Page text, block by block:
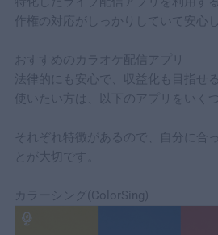
作権の対応がしっかりしていて安心
おすすめのカラオケ配信アプリ
法律的にも安心で、収益化も目指せ
使いたい方は、以下のアプリをいく
それぞれ特徴があるので、自分に合
とが大切です。
カラーシング(ColorSing)